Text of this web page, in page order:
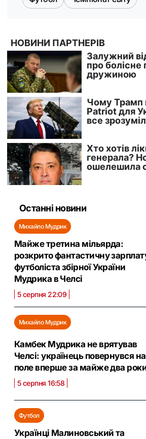
Останні новини
Михайло Мудрик
Майже третина мільярда:
розкрито фантастичну
футболіста збірної України
Мудрика в Челсі
5 серпня 22:09
Михайло Мудрик
Камбек Мудрика не врятував
Челсі: українець повернувся на
поле вперше за майже два
5 серпня 16:58
Футбол
Українці Малиновський та